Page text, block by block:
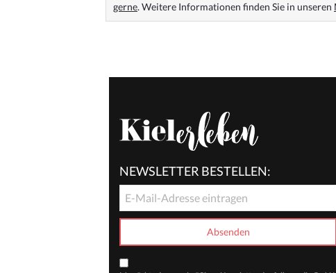
gerne. Weitere Informationen finden Sie in unseren
NEWSLETTER BESTELLEN: